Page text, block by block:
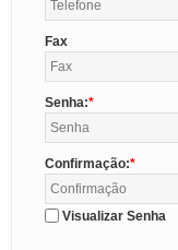
Fax
Senha:
Confirmação:
Visualizar Senha